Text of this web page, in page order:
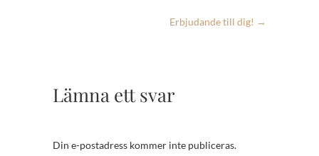
Erbjudande till dig! →
Lämna ett svar
Din e-postadress kommer inte publiceras.